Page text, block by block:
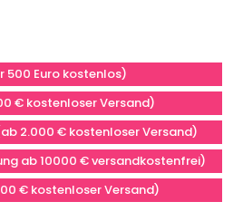
500 Euro kostenlos)
€ kostenloser Versand)
2.000 € kostenloser Versand)
ab 10000 € versandkostenfrei)
€ kostenloser Versand)